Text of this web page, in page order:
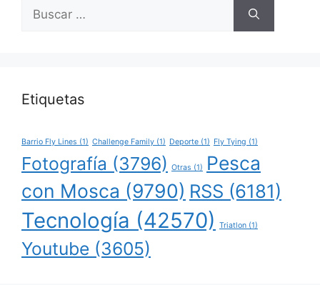
Etiquetas
Barrio Fly Lines (1) Challenge Family (1) Deporte (1) Fly Tying (1)
Fotografía (3796) Otras (1)
Pesca
con Mosca (9790) RSS (6181)
Tecnología (42570) Triatlon (1)
Youtube (3605)